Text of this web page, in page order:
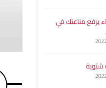
يرفع مناعتك في